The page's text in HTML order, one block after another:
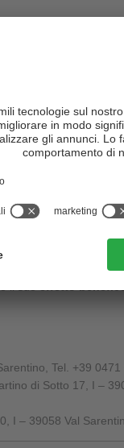
processo di
, oltre atecniche ben
procedimento di
dal marchio di
dolori, ma anche per
gocce nella
Tel. +39 0471
di Sotto 17, I –
I – 39058 Val